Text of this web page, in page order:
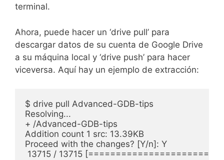
terminal.
Ahora, puede hacer un ‘drive pull’ para
descargar datos de su cuenta de Google Drive
a su máquina local y ‘drive push’ para hacer
viceversa. Aquí hay un ejemplo de extracción:
$ drive pull Advanced-GDB-tips
Resolving...
+ /Advanced-GDB-tips
Addition count 1 src: 13.39KB
Proceed with the changes? [Y/n]: Y
13715 / 13715